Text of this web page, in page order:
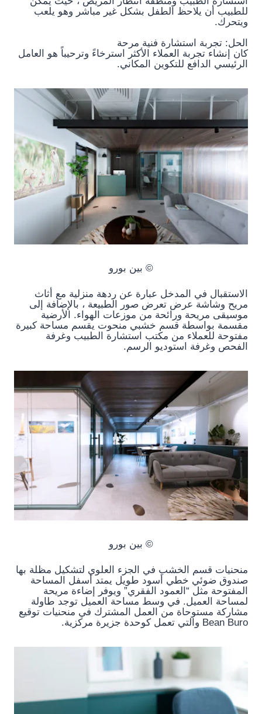
للطبيب أن يلاحظ الطفل بشكل غير مباشر وهو يلعب
ويتحرك.
الحل: تجربة استشارة فنية مرحة
كان إنشاء تجربة العملاء الأكثر استرخاءً وترحيباً هو العامل
الرئيسي الدافع للتكوين المكاني.
© بين بورو
الاستقبال في المدخل عبارة عن ردهة منزلية مع أثاث
مريح وشاشة عرض تعرض صور الطبيعة ، بالإضافة إلى
موسيقى مريحة ورائحة من موزعات الهواء. الأرضية
مقسمة بواسطة قسم خشبي منحوت يقسم مساحة كبيرة
مفتوحة للعملاء من مكتب استشارة الطبيب وغرفة
الفحص وغرفة استوديو الرسم.
© بين بورو
منحنيات قسم الخشب في الجزء العلوي لتشكيل مظلة بها
صندوق ضوئي خطي أسود طويل يمتد أسفل المساحة
المفتوحة مثل “العمود الفقري” ويوفر إضاءة مريحة
لمساحة العميل. في وسط مساحة العميل توجد طاولة
مشاركة مستوحاة من العمل المشترك في منحنيات توقيع
Bean Buro والتي تعمل كوحدة جزيرة مركزية.